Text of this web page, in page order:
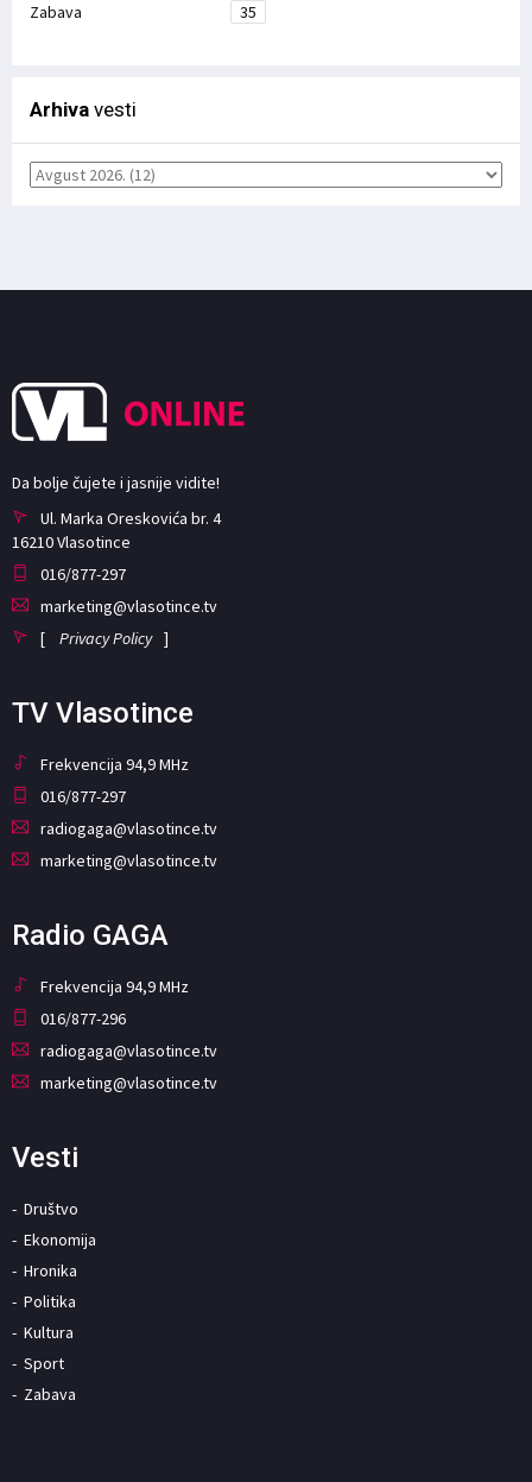
Zabava 35
Arhiva vesti
Da bolje čujete i jasnije vidite!
Ul. Marka Oreskovića br. 4
16210 Vlasotince
016/877-297
marketing@vlasotince.tv
[ Privacy Policy ]
TV Vlasotince
Frekvencija 94,9 MHz
016/877-297
radiogaga@vlasotince.tv
marketing@vlasotince.tv
Radio GAGA
Frekvencija 94,9 MHz
016/877-296
radiogaga@vlasotince.tv
marketing@vlasotince.tv
Vesti
Društvo
Ekonomija
Hronika
Politika
Kultura
Sport
Zabava